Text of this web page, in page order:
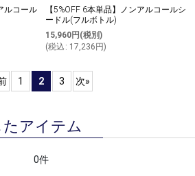
ルコール
【5%OFF 6本単品】ノンアルコールシ
ードル(フルボトル)
15,960円 (税別)
(税込 : 17,236 円)
1 2 3 次»
アイテム
0件